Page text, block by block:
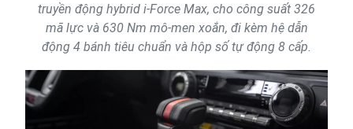
truyền động hybrid i-Force Max, cho công suất 326
mã lực và 630 Nm mô-men xoắn, đi kèm hệ dẫn
động 4 bánh tiêu chuẩn và hộp số tự động 8 cấp.